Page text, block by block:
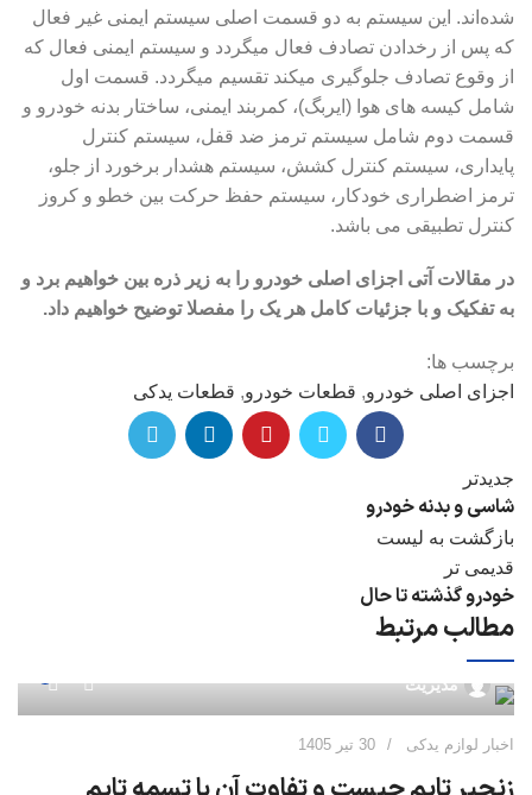
شده‌اند. این سیستم به دو قسمت اصلی سیستم ایمنی غیر فعال
که پس از رخدادن تصادف فعال میگردد و سیستم ایمنی فعال که
از وقوع تصادف جلوگیری میکند تقسیم میگردد. قسمت اول
شامل کیسه های هوا (ایربگ)، کمربند ایمنی، ساختار بدنه خودرو و
قسمت دوم شامل سیستم ترمز ضد قفل، سیستم کنترل
پایداری، سیستم کنترل کشش، سیستم هشدار برخورد از جلو،
ترمز اضطراری خودکار، سیستم حفظ حرکت بین خطو و کروز
کنترل تطبیقی می باشد.
در مقالات آتی اجزای اصلی خودرو را به زیر ذره بین خواهیم برد و
به تفکیک و با جزئیات کامل هر یک را مفصلا توضیح خواهیم داد.
برچسب ها:
اجزای اصلی خودرو, قطعات خودرو, قطعات یدکی
جدیدتر
شاسی و بدنه خودرو
بازگشت به لیست
قدیمی تر
خودرو گذشته تا حال
مطالب مرتبط
مدیریت
اخبار لوازم یدکی 30 تیر 1405